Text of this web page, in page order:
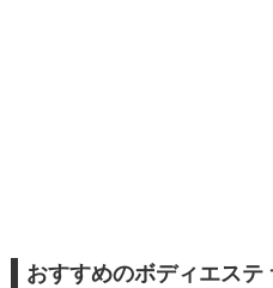
おすすめのボディエステ